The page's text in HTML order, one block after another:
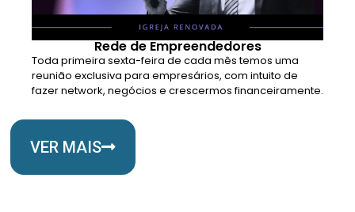
Rede de Empreendedores
Toda primeira sexta-feira de cada mês temos uma
reunião exclusiva para empresários, com intuito de
fazer network, negócios e crescermos financeiramente.
VER MAIS